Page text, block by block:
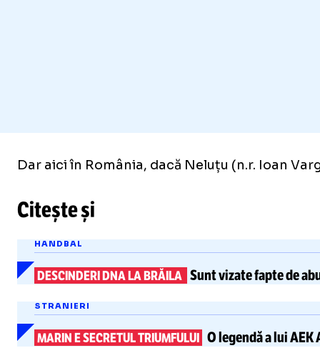
Dar aici în România, dacă Neluțu (n.r. Ioan
Citește și
HANDBAL
DESCINDERI DNA LA BRĂILA Sunt vizatefapte de
STRANIERI
MARIN E SECRETUL TRIUMFULUI O legendă a lui AEK